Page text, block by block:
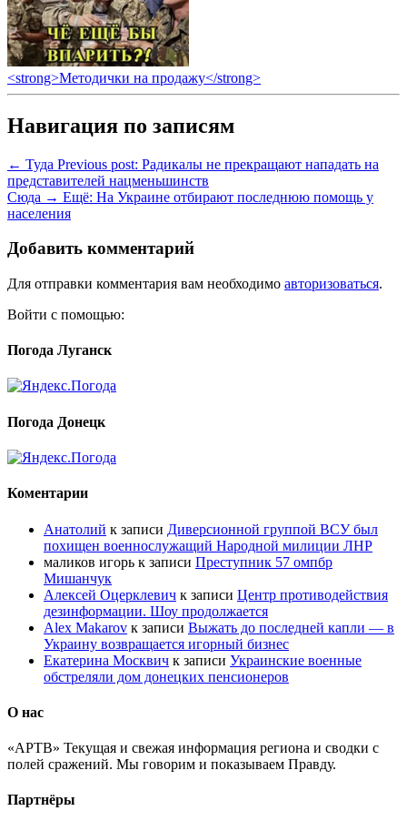
<strong>Методички на продажу</strong>
Навигация по записям
← Туда Previous post: Радикалы не прекращают нападать на
представителей нацменьшинств
Сюда → Ещё: На Украине отбирают последнюю помощь у
населения
Добавить комментарий
Для отправки комментария вам необходимо авторизоваться.
Войти с помощью:
Погода Луганск
Погода Донецк
Коментарии
Анатолий к записи Диверсионной группой ВСУ был
похищен военнослужащий Народной милиции ЛНР
маликов игорь к записи Преступник 57 омпбр
Мишанчук
Алексей Оцерклевич к записи Центр противодействия
дезинформации. Шоу продолжается
Alex Makarov к записи Выжать до последней капли — в
Украину возвращается игорный бизнес
Екатерина Москвич к записи Украинские военные
обстреляли дом донецких пенсионеров
О нас
«АРТВ» Текущая и свежая информация региона и сводки с
полей сражений. Мы говорим и показываем Правду.
Партнёры